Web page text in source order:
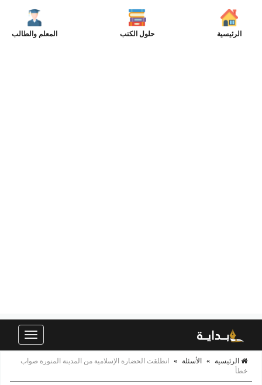
الرئيسية حلول الكتب المعلم والطالب
Toggle
الرئيسية » الأسئلة »
انطلقت الحضارة الإسلامية من المدينة المنورة صواب
خطأ